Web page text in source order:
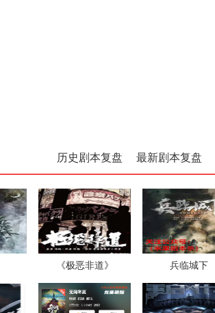
最新剧本复盘
历史剧本复盘
《极恶非道》 兵临城下